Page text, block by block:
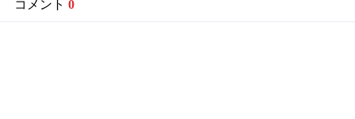
コメント 0